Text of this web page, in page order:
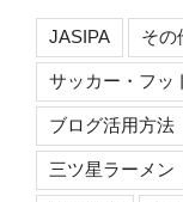
JASIPA その
サッカー・フッ
ブログ活用方法
三ツ星ラーメン